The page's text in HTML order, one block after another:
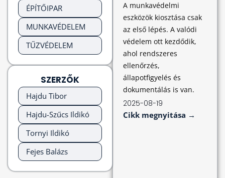
A munkavédelmi
eszközök kiosztása csak
az első lépés. A valódi
védelem ott kezdődik,
ahol rendszeres
ellenőrzés,
állapotfigyelés és
dokumentálás is van.
2025-08-19
Cikk megnyitása →
ÉPÍTŐIPAR
MUNKAVÉDELEM
TŰZVÉDELEM
SZERZŐK
Hajdu Tibor
Hajdu-Szűcs Ildikó
Tornyi Ildikó
Fejes Balázs